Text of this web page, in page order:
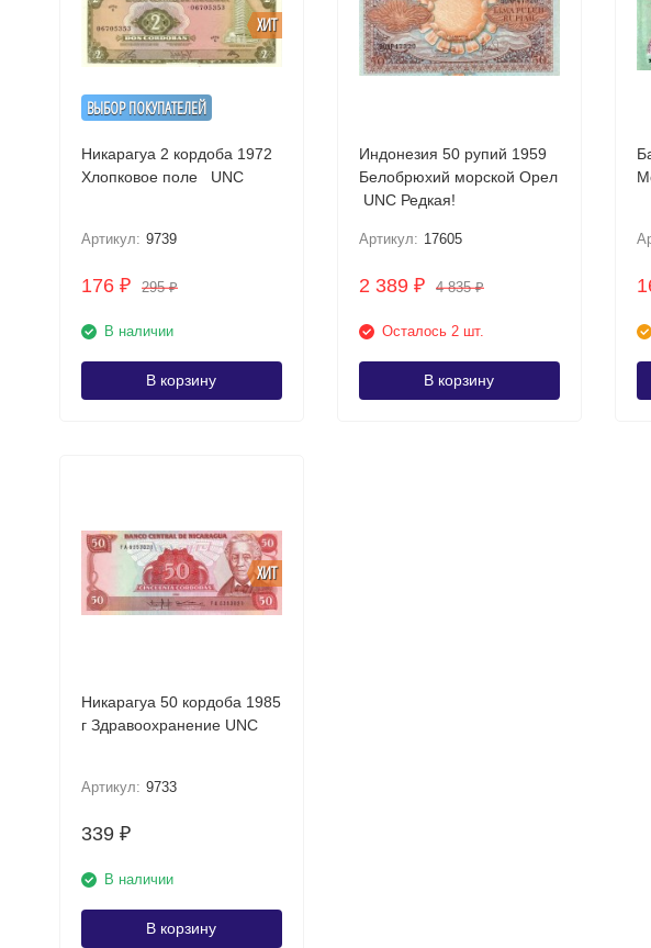
ВЫБОР ПОКУПАТЕЛЕЙ
ХИТ
Никарагуа 2 кордоба 1972
Хлопковое поле UNC
Артикул: 9739
176 ₽ 295₽
В наличии
В корзину
Индонезия 50 рупий 1959
Белобрюхий морской Орел
UNC Редкая!
Артикул: 17605
2 389 ₽ 4 835₽
Осталось 2 шт.
В корзину
ХИТ
Никарагуа 50 кордоба 1985
г Здравоохранение UNC
Артикул: 9733
339 ₽
В наличии
В корзину